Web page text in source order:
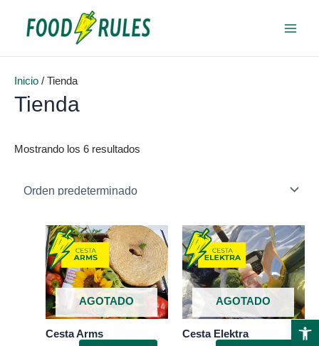
Inicio / Tienda
Tienda
Mostrando los 6 resultados
AGOTADO
Cesta Arms
AGOTADO
Cesta Elektra